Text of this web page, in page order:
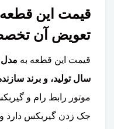
قیمت این
تعویض آن
قیمت این قطعه به
سال تولید، و برند
موتور رابط رام و
جک زدن گیربکس